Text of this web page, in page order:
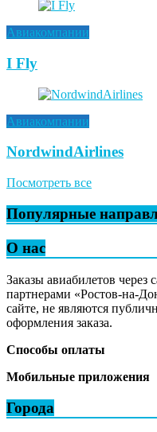
Авиакомпании
I Fly
Авиакомпании
NordwindAirlines
Посмотреть все
Популярные
О нас
Заказы авиабилетов через
партнерами «Ростов-на-
сайте, не являются
оформления заказа.
Способы оплаты
Мобильные приложения
Города